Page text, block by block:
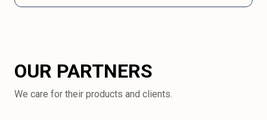
OUR PARTNERS
We care for their products and clients.